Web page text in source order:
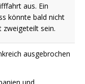
aus. Ein
könnte bald nicht
zweigeteilt sein.
ausgebrochen
und